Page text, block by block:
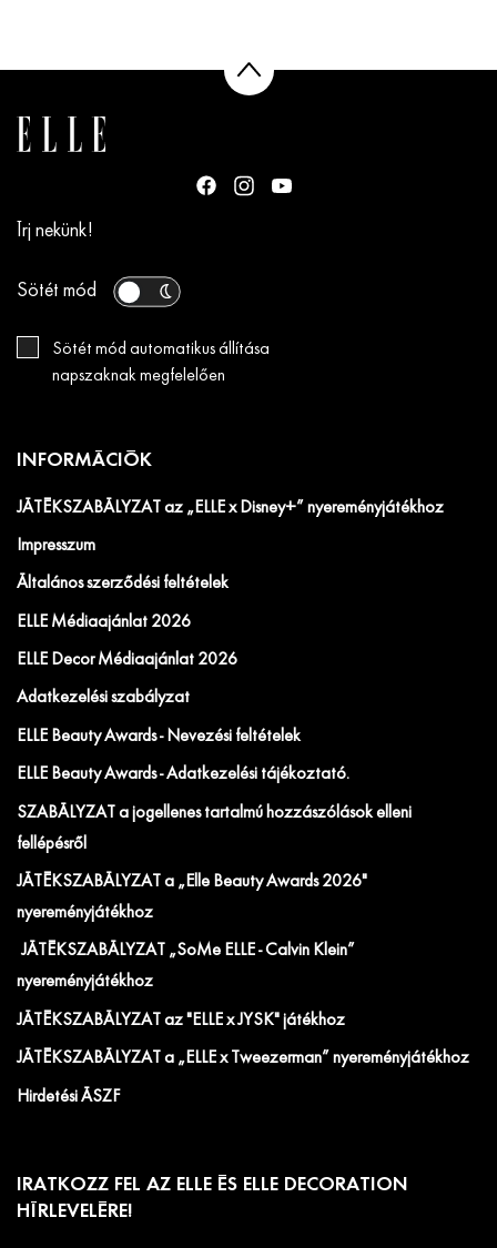
Írj nekünk!
Sötét mód
Sötét mód automatikus állítása
napszaknak megfelelően
INFORMÁCIÓK
JÁTÉKSZABÁLYZAT az „ELLE x Disney+” nyereményjátékhoz
Impresszum
Általános szerződési feltételek
ELLE Médiaajánlat 2026
ELLE Decor Médiaajánlat 2026
Adatkezelési szabályzat
ELLE Beauty Awards - Nevezési feltételek
ELLE Beauty Awards - Adatkezelési tájékoztató.
SZABÁLYZAT a jogellenes tartalmú hozzászólások elleni
fellépésről
JÁTÉKSZABÁLYZAT a „Elle Beauty Awards 2026"
nyereményjátékhoz
JÁTÉKSZABÁLYZAT „SoMe ELLE - Calvin Klein”
nyereményjátékhoz
JÁTÉKSZABÁLYZAT az "ELLE x JYSK" játékhoz
JÁTÉKSZABÁLYZAT a „ELLE x Tweezerman” nyereményjátékhoz
Hirdetési ÁSZF
IRATKOZZ FEL AZ ELLE ÉS ELLE DECORATION
HÍRLEVELÉRE!